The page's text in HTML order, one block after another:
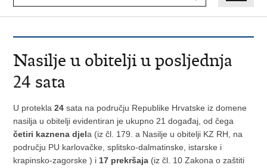
Nasilje u obitelji u posljednja
24 sata
U protekla 24 sata na području Republike Hrvatske iz domene
nasilja u obitelji evidentiran je ukupno 21 događaj, od čega
četiri kaznena djela (iz čl. 179. a Nasilje u obitelji KZ RH, na
području PU karlovačke, splitsko-dalmatinske, istarske i
krapinsko-zagorske ) i 17 prekršaja (iz čl. 10 Zakona o zaštiti